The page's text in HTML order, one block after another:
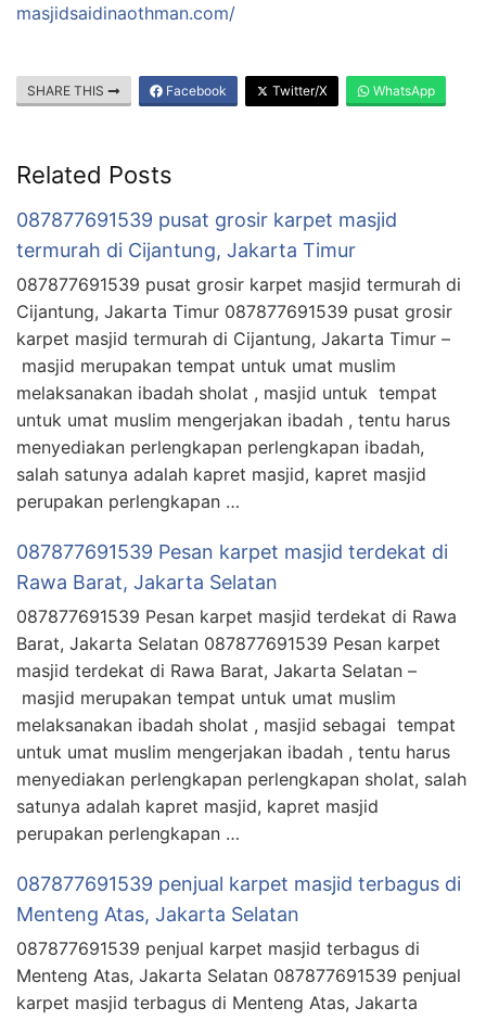
masjidsaidinaothman.com/
SHARE THIS Facebook Twitter/X WhatsApp
Related Posts
087877691539 pusat grosir karpet masjid
termurah di Cijantung, Jakarta Timur
087877691539 pusat grosir karpet masjid termurah di
Cijantung, Jakarta Timur 087877691539 pusat grosir
karpet masjid termurah di Cijantung, Jakarta Timur –
masjid merupakan tempat untuk umat muslim
melaksanakan ibadah sholat , masjid untuk tempat
untuk umat muslim mengerjakan ibadah , tentu harus
menyediakan perlengkapan perlengkapan ibadah,
salah satunya adalah kapret masjid, kapret masjid
perupakan perlengkapan …
087877691539 Pesan karpet masjid terdekat di
Rawa Barat, Jakarta Selatan
087877691539 Pesan karpet masjid terdekat di Rawa
Barat, Jakarta Selatan 087877691539 Pesan karpet
masjid terdekat di Rawa Barat, Jakarta Selatan –
masjid merupakan tempat untuk umat muslim
melaksanakan ibadah sholat , masjid sebagai tempat
untuk umat muslim mengerjakan ibadah , tentu harus
menyediakan perlengkapan perlengkapan sholat, salah
satunya adalah kapret masjid, kapret masjid
perupakan perlengkapan …
087877691539 penjual karpet masjid terbagus di
Menteng Atas, Jakarta Selatan
087877691539 penjual karpet masjid terbagus di
Menteng Atas, Jakarta Selatan 087877691539 penjual
karpet masjid terbagus di Menteng Atas, Jakarta